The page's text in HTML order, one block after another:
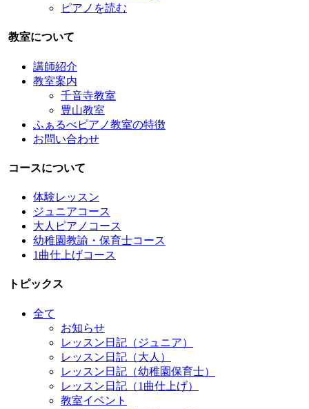
ピアノを読む
教室について
講師紹介
教室案内
千音寺教室
豊山教室
ふぁるべピアノ教室の特徴
お問い合わせ
コースについて
体験レッスン
ジュニアコース
大人ピアノコース
幼稚園教諭・保育士コース
1曲仕上げコース
トピックス
全て
お知らせ
レッスン日記（ジュニア）
レッスン日記（大人）
レッスン日記（幼稚園保育士）
レッスン日記（1曲仕上げ）
教室イベント